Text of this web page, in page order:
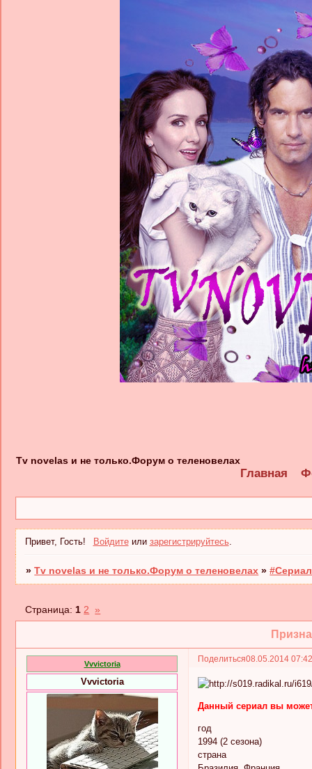
Tv novelas и не только.Форум о теленовелах
Главная
Привет, Гость! Войдитеили зарегистрируйтесь.
»Tv novelas и не только.Форум о теленовелах »
Страница:1 2 »
Поделиться08.05.2014
Vvvictoria
Vvvictoria
Данный сериал вы
год
1994 (2 сезона)
страна